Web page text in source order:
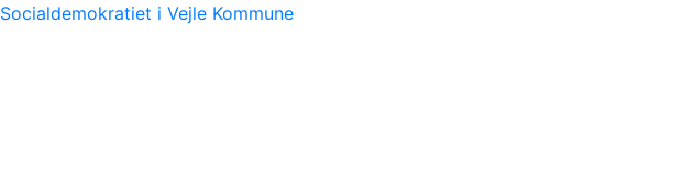
Socialdemokratiet i Vejle Kommune